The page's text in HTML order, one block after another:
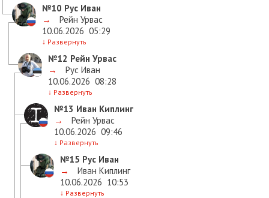
№10 Рус Иван
→
Рейн Урвас
10.06.2026 05:29
↓ Развернуть
№12 Рейн Урвас
→
Рус Иван
10.06.2026 08:28
↓ Развернуть
№13 Иван Киплинг
→
Рейн Урвас
10.06.2026 09:46
↓ Развернуть
№15 Рус Иван
→
Иван Киплинг
10.06.2026 10:53
↓ Развернуть